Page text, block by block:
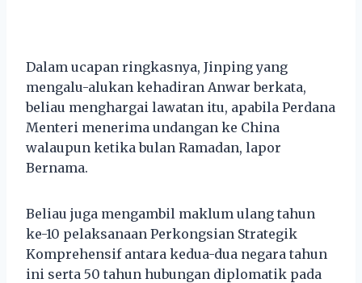
Dalam ucapan ringkasnya, Jinping yang
mengalu-alukan kehadiran Anwar berkata,
beliau menghargai lawatan itu, apabila Perdana
Menteri menerima undangan ke China
walaupun ketika bulan Ramadan, lapor
Bernama.
Beliau juga mengambil maklum ulang tahun
ke-10 pelaksanaan Perkongsian Strategik
Komprehensif antara kedua-dua negara tahun
ini serta 50 tahun hubungan diplomatik pada